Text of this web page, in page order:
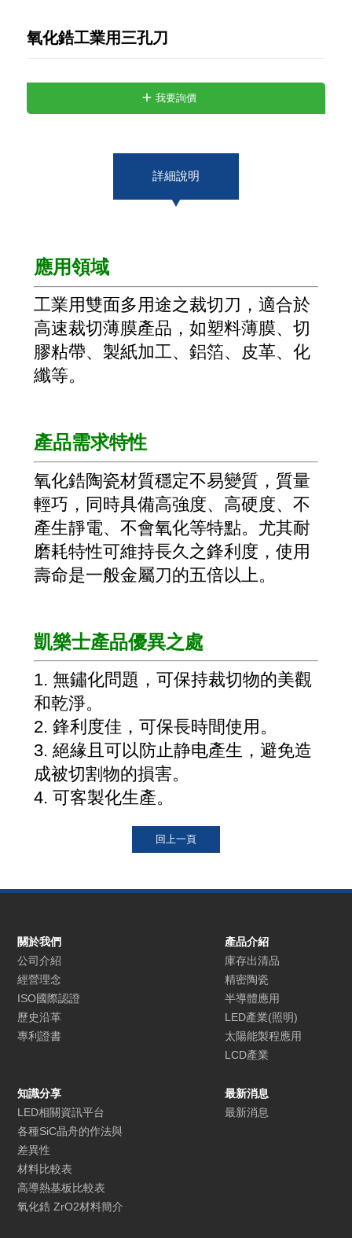
氧化鋯工業用三孔刀
我要詢價
詳細說明
應用領域
工業用雙面多用途之裁切刀，適合於
高速裁切薄膜產品，如塑料薄膜、切
膠粘帶、製紙加工、鋁箔、皮革、化
纖等。
產品需求特性
氧化鋯陶瓷材質穩定不易變質，質量
輕巧，同時具備高強度、高硬度、不
產生靜電、不會氧化等特點。尤其耐
磨耗特性可維持長久之鋒利度，使用
壽命是一般金屬刀的五倍以上。
凱樂士產品優異之處
1. 無鏽化問題，可保持裁切物的美觀
和乾淨。
2. 鋒利度佳，可保長時間使用。
3. 絕緣且可以防止静电產生，避免造
成被切割物的損害。
4. 可客製化生產。
關於我們
公司介紹
經營理念
ISO國際認證
歷史沿革
專利證書
產品介紹
庫存出清品
精密陶瓷
半導體應用
LED產業(照明)
太陽能製程應用
LCD產業
知識分享
LED相關資訊平台
各種SiC晶舟的作法與
差異性
材料比較表
高導熱基板比較表
氧化鋯 ZrO2材料簡介
最新消息
最新消息